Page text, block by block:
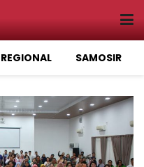
REGIONAL SAMOSIR